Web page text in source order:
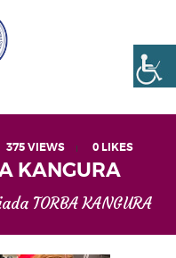
375 VIEWS 0 LIKES
KANGURA
TORBA KANGURA
Opole